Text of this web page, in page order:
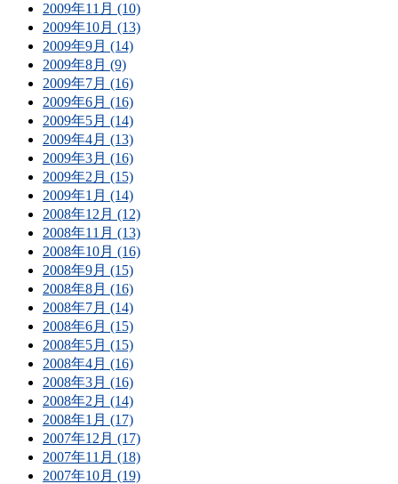
2009年11月 (10)
2009年10月 (13)
2009年9月 (14)
2009年8月 (9)
2009年7月 (16)
2009年6月 (16)
2009年5月 (14)
2009年4月 (13)
2009年3月 (16)
2009年2月 (15)
2009年1月 (14)
2008年12月 (12)
2008年11月 (13)
2008年10月 (16)
2008年9月 (15)
2008年8月 (16)
2008年7月 (14)
2008年6月 (15)
2008年5月 (15)
2008年4月 (16)
2008年3月 (16)
2008年2月 (14)
2008年1月 (17)
2007年12月 (17)
2007年11月 (18)
2007年10月 (19)